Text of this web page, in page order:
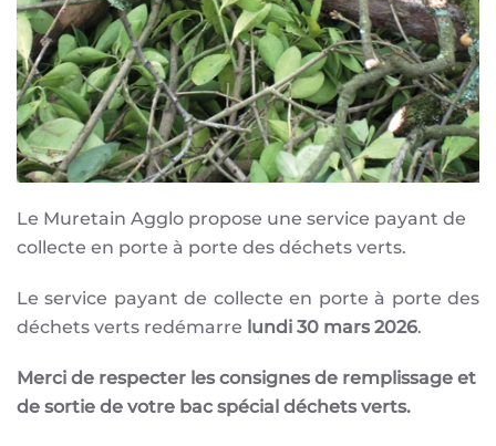
Le Muretain Agglo propose une service payant de
collecte en porte à porte des déchets verts.
Le service payant de collecte en porte à porte des
déchets verts redémarre lundi 30 mars 2026.
Merci de respecter les consignes de remplissage et
de sortie de votre bac spécial déchets verts.